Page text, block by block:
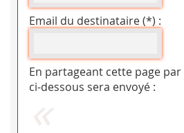
Email du destinataire (*) :
En partageant cette page
ci-dessous sera envoyé :